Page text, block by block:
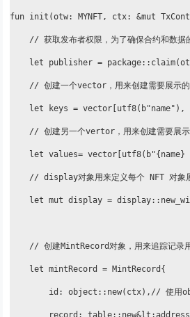
fun init(otw: MYNFT, ctx: &mut
// 获取发布者权限，为了确保合约和数据
let publisher =
// 创建一个vector，用来创建需要展示
let keys =
// 创建另一个vertor，用来创建需要展
let values=
// display对象用来定义每个 NFT 对象
let mut display =
// 创建MintRecord对象，用来追踪记录
    let mintRecord = MintRecord{
id: object::new(ctx),// 使用
record: